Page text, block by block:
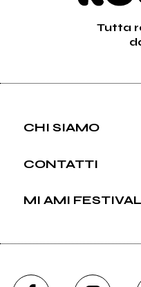
Tutta
CHI SIAMO
CONTATTI
MI AMI FESTIVAL